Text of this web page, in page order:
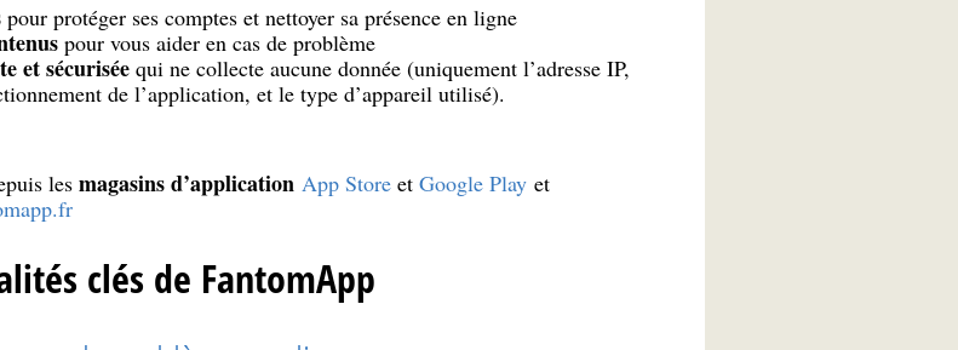
pour protéger ses comptes et nettoyer sa présence en ligne
pour vous aider en cas de problème
et sécurisée qui ne collecte aucune donnée (uniquement l’adresse IP,
de l’application, et le type d’appareil utilisé).
les magasins d’application App Storeet Google Playet
clés de FantomApp